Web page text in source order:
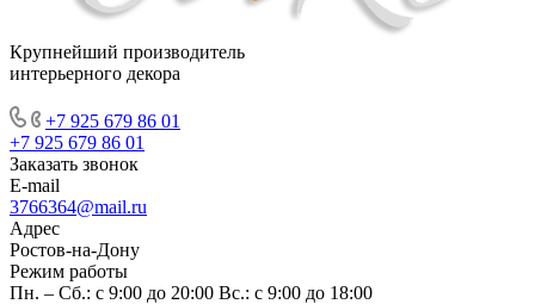
Крупнейший производитель
интерьерного декора
+7 925 679 86 01
+7 925 679 86 01
Заказать звонок
E-mail
3766364@mail.ru
Адрес
Ростов-на-Дону
Режим работы
Пн. – Сб.: с 9:00 до 20:00 Вс.: с 9:00 до 18:00